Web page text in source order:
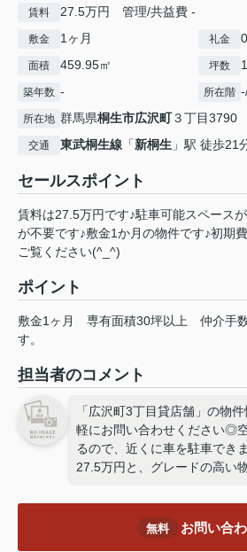
賃料 27.5万円 管理/共益費 -
敷金 1ヶ月 礼金
面積 459.95㎡ 坪数
築年数 - 所在階
所在地 群馬県桐生市広沢町３丁目3790
交通 東武桐生線 「新桐生 」駅 徒歩21
セールスポイント
賃料は27.5万円です♪駐車可能スペース
が不要です♪敷金1か月の物件です♪初期
ご覧ください(^_^)
ポイント
敷金1ヶ月 専有面積30坪以上 仲介手
す。
担当者のコメント
「広沢町3丁目貸店舗」の物
軽にお問い合わせください◎
るので、近くに車を駐車でき
27.5万円と、グレードの高い
無料 お問い合